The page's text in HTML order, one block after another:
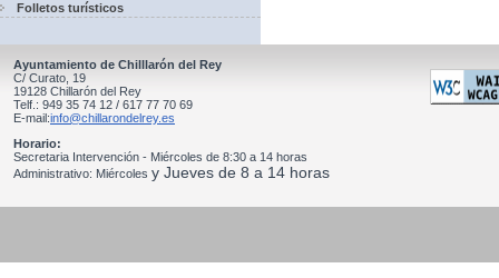
Folletos turísticos
Ayuntamiento de Chilllarón del Rey
C/ Curato, 19
19128 Chillarón del Rey
Telf.: 949 35 74 12 / 617 77 70 69
E-mail:info@chillarondelrey.es
Horario:
Secretaria Intervención - Miércoles de 8:30 a 14 horas
Administrativo: Miércoles y Jueves de 8 a 14 horas